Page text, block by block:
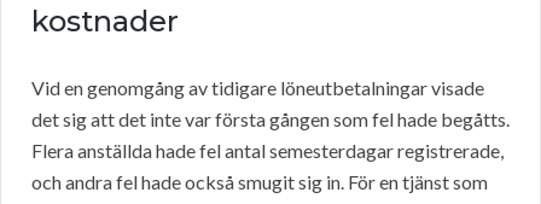
kostnader
Vid en genomgång av tidigare löneutbetalningar visade
det sig att det inte var första gången som fel hade begåtts.
Flera anställda hade fel antal semesterdagar registrerade,
och andra fel hade också smugit sig in. För en tjänst som